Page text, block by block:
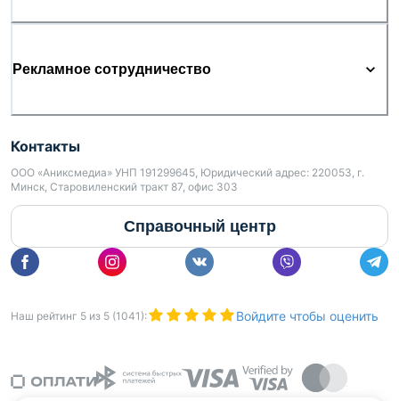
Рекламное сотрудничество
Контакты
ООО «Аниксмедиа» УНП 191299645, Юридический адрес: 220053, г.
Минск, Старовиленский тракт 87, офис 303
Справочный центр
Наш рейтинг 5 из 5 (1041 ): Войдите чтобы оценить